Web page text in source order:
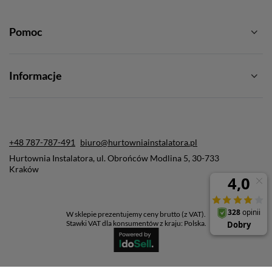
Pomoc
Informacje
+48 787-787-491
biuro@hurtowniainstalatora.pl
Hurtownia Instalatora, ul. Obrońców Modlina 5, 30-733
Kraków
W sklepie prezentujemy ceny brutto (z VAT).
Stawki VAT dla konsumentów z kraju: Polska.